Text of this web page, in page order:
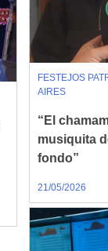
FESTEJOS
AIRES
“El
musiquita
fondo”
21/05/2026